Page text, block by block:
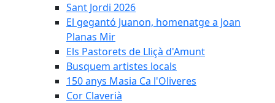
Sant Jordi 2026
El gegantó Juanon, homenatge a Joan
Planas Mir
Els Pastorets de Lliçà d'Amunt
Busquem artistes locals
150 anys Masia Ca l'Oliveres
Cor Claverià